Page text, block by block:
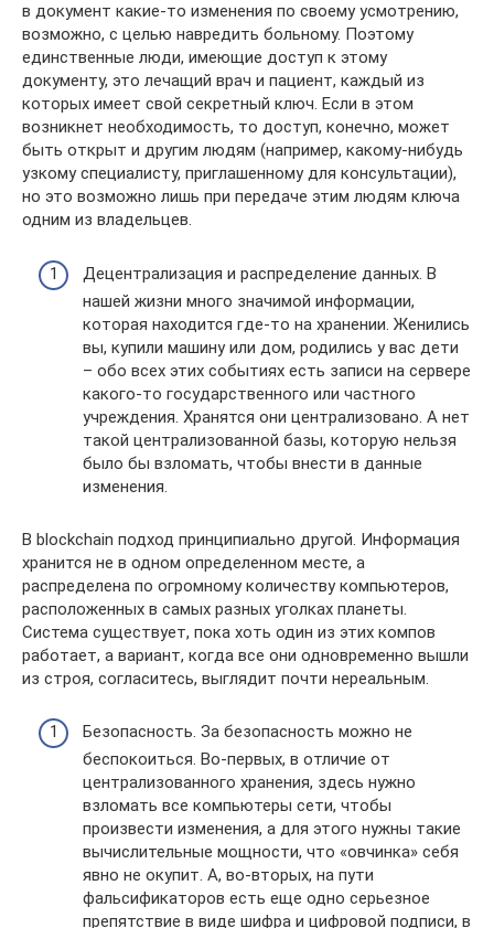
в документ какие-то изменения по своему усмотрению,
возможно, с целью навредить больному. Поэтому
единственные люди, имеющие доступ к этому
документу, это лечащий врач и пациент, каждый из
которых имеет свой секретный ключ. Если в этом
возникнет необходимость, то доступ, конечно, может
быть открыт и другим людям (например, какому-нибудь
узкому специалисту, приглашенному для консультации),
но это возможно лишь при передаче этим людям ключа
одним из владельцев.
Децентрализация и распределение данных. В
нашей жизни много значимой информации,
которая находится где-то на хранении. Женились
вы, купили машину или дом, родились у вас дети
– обо всех этих событиях есть записи на сервере
какого-то государственного или частного
учреждения. Хранятся они централизовано. А нет
такой централизованной базы, которую нельзя
было бы взломать, чтобы внести в данные
изменения.
В blockchain подход принципиально другой. Информация
хранится не в одном определенном месте, а
распределена по огромному количеству компьютеров,
расположенных в самых разных уголках планеты.
Система существует, пока хоть один из этих компов
работает, а вариант, когда все они одновременно вышли
из строя, согласитесь, выглядит почти нереальным.
Безопасность. За безопасность можно не
беспокоиться. Во-первых, в отличие от
централизованного хранения, здесь нужно
взломать все компьютеры сети, чтобы
произвести изменения, а для этого нужны такие
вычислительные мощности, что «овчинка» себя
явно не окупит. А, во-вторых, на пути
фальсификаторов есть еще одно серьезное
препятствие в виде шифра и цифровой подписи, в